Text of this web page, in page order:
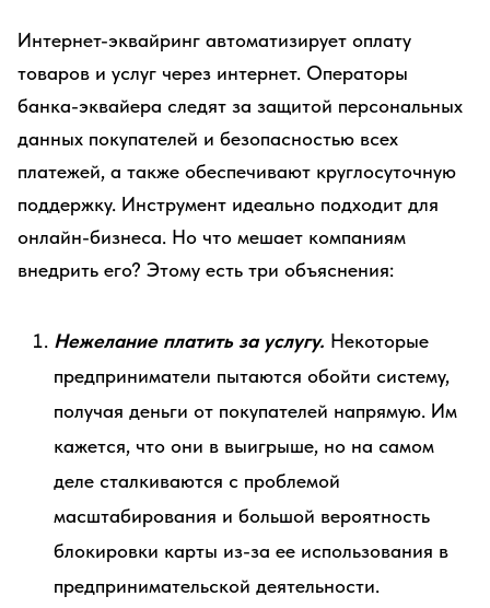
Интернет-эквайринг автоматизирует оплату
товаров и услуг через интернет. Операторы
банка-эквайера следят за защитой персональных
данных покупателей и безопасностью всех
платежей, а также обеспечивают круглосуточную
поддержку. Инструмент идеально подходит для
онлайн-бизнеса. Но что мешает компаниям
внедрить его? Этому есть три объяснения:
Нежелание платить за услугу. Некоторые
предприниматели пытаются обойти систему,
получая деньги от покупателей напрямую. Им
кажется, что они в выигрыше, но на самом
деле сталкиваются с проблемой
масштабирования и большой вероятность
блокировки карты из-за ее использования в
предпринимательской деятельности.